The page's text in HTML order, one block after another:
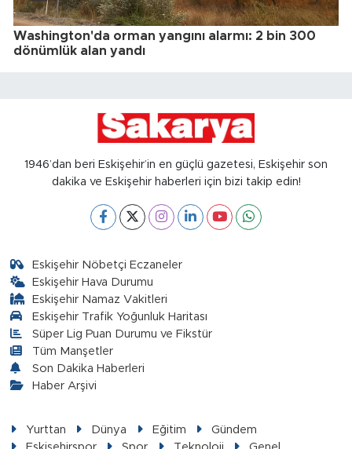
Washington'da orman yangını alarmı: 2 bin 300
dönümlük alan yandı
1946’dan beri Eskişehir’in en güçlü gazetesi, Eskişehir son
dakika ve Eskişehir haberleri için bizi takip edin!
Eskişehir Nöbetçi Eczaneler
Eskişehir Hava Durumu
Eskişehir Namaz Vakitleri
Eskişehir Trafik Yoğunluk Haritası
Süper Lig Puan Durumu ve Fikstür
Tüm Manşetler
Son Dakika Haberleri
Haber Arşivi
Yurttan Dünya Eğitim
Gündem